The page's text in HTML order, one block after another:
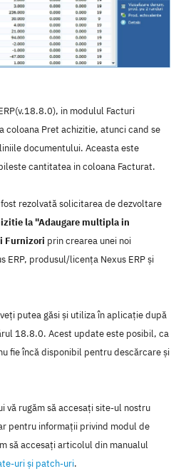
in modulul Facturi
coloana Pret achizitie, atunci cand se
documentului. Aceasta este
cantitatea in coloana Facturat.
rezolvată solicitarea de dezvoltare
la "Adaugare multipla in
Furnizori prin crearea unei noi
produsul/licenţa Nexus ERP şi
putea găsi şi utiliza în aplicaţie după
18.8.0. Acest update este posibil, ca
fie încă disponibil pentru descărcare şi
vă rugăm să accesaţi site-ul nostru
pentru informaţii privind modul de
să accesaţi articolul din manualul
uri şi patch-uri.